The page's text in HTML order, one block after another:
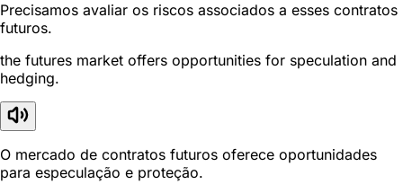
Precisamos avaliar os riscos associados a esses contratos
futuros.
the futures market offers opportunities for speculation and
hedging.
O mercado de contratos futuros oferece oportunidades
para especulação e proteção.